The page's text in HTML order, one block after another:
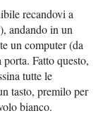
recandovi a
andando in un
un computer (da
Fatto questo,
tutte le
tasto, premilo per
bianco.